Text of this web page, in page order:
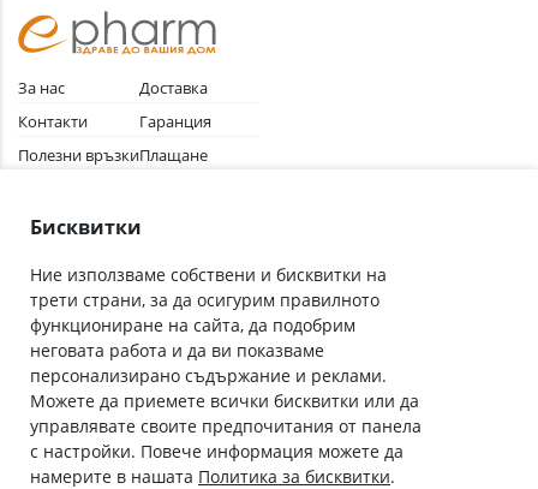
За нас
Контакти
Полезни връзки
Общи условия
Доставка
Гаранция
Плащане
Абонирай се за нашия бюлетин
С абонамента се съгласявам сПолитиката за лични данни.
Онлайн аптека, част от аптеки „Ванчева“
Бисквитки
Ние използваме собствени и бисквитки на
трети страни, за да осигурим правилното
функциониране на сайта, да подобрим
неговата работа и да ви показваме
персонализирано съдържание и реклами.
Можете да приемете всички бисквитки или да
управлявате своите предпочитания от панела
с настройки. Повече информация можете да
намерите в нашата Политика за бисквитки.